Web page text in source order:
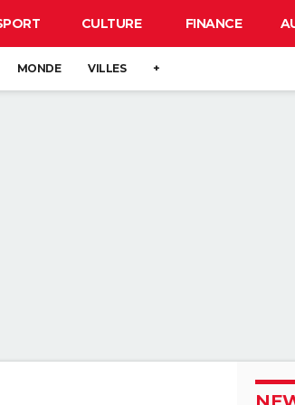
CULTURE FINANCE
MONDE VILLES +